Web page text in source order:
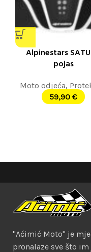
Alpinestars
pojas
Moto odjeća,
59,90 €
"Aćimić Moto" je
pronalaze sve što